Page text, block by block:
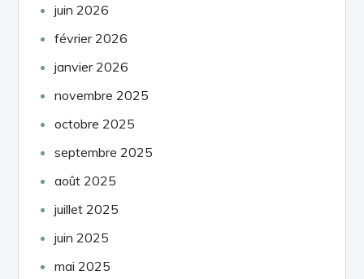
juin 2026
février 2026
janvier 2026
novembre 2025
octobre 2025
septembre 2025
août 2025
juillet 2025
juin 2025
mai 2025